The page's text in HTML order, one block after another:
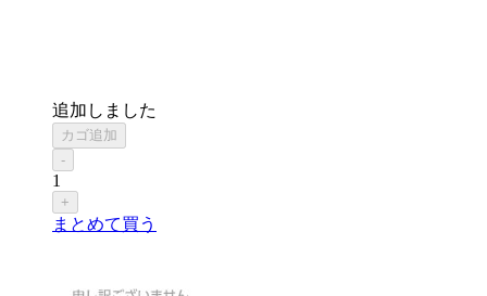
追加しました
カゴ追加
-
1
+
まとめて買う